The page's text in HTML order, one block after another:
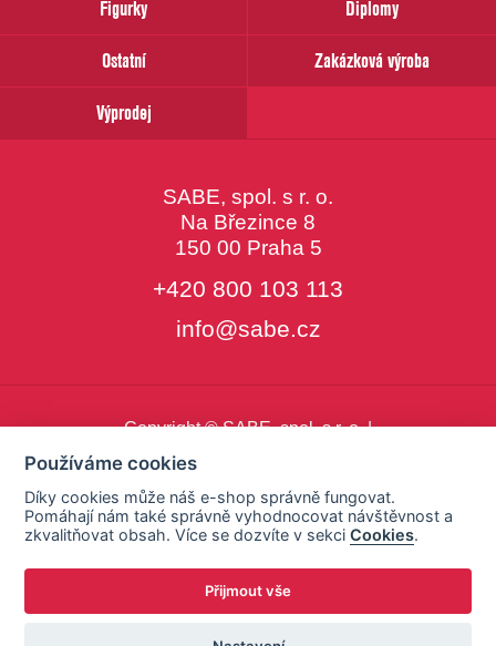
Figurky
Diplomy
Ostatní
Zakázková výroba
Výprodej
SABE, spol. s r. o.
Na Březince 8
150 00 Praha 5
+420 800 103 113
info@sabe.cz
Copyright © SABE, spol. s r. o. |
Používáme cookies
Díky cookies může náš e-shop správně fungovat.
Pomáhají nám také správně vyhodnocovat návštěvnost a
zkvalitňovat obsah. Více se dozvíte v sekciCookies.
Přijmout vše